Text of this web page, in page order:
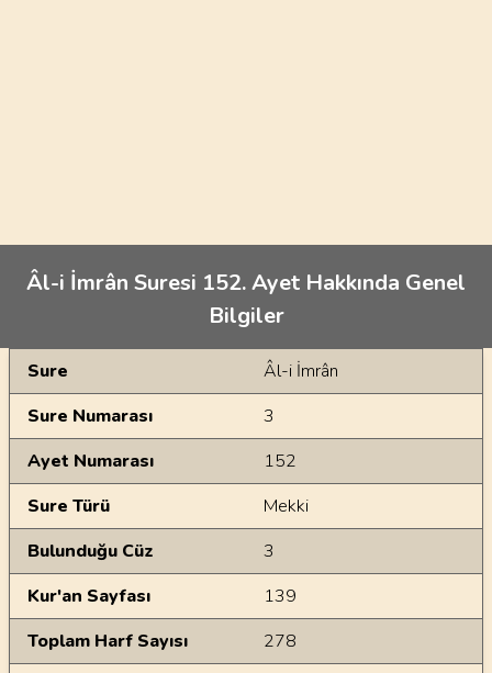
Âl-i İmrân Suresi 152. Ayet Hakkında Genel
Bilgiler
Genel Bilgiler
Sure
Âl-i İmrân
Sure Numarası
3
Ayet Numarası
152
Sure Türü
Mekki
Bulunduğu Cüz
3
Kur'an Sayfası
139
Toplam Harf Sayısı
278